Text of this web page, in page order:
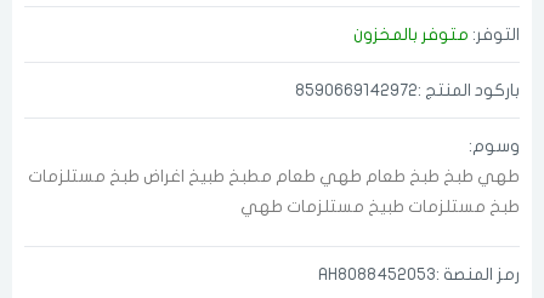
التوفر: متوفر بالمخزون
باركود المنتج :8590669142972
وسوم:
طهي طبخ طبخ طعام طهي طعام مطبخ طبيخ اغراض طبخ مستلزمات
طبخ مستلزمات طبيخ مستلزمات طهي
رمز المنصة :AH8088452053
رقم الجوال
اختر المدينة